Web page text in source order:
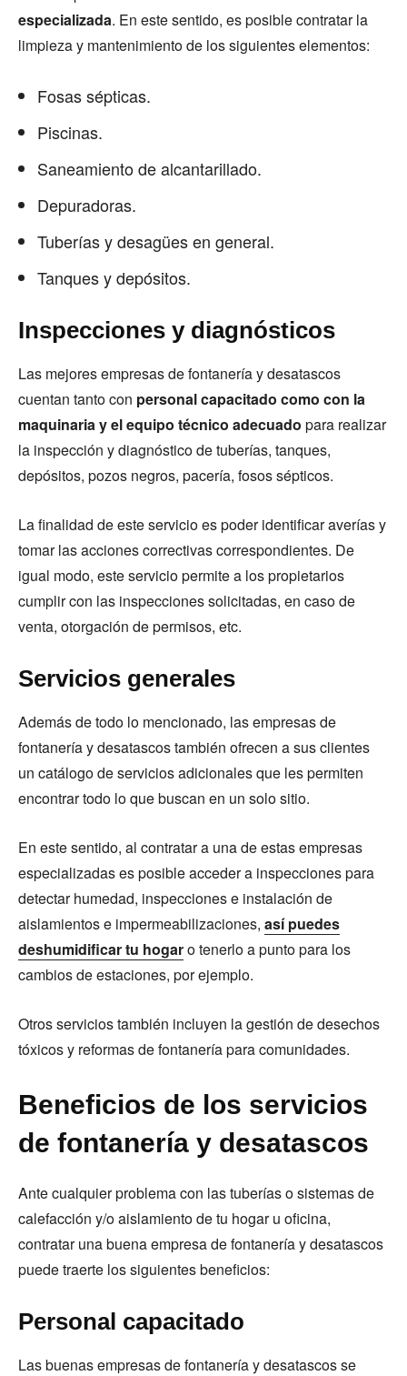
especializada. En este sentido, es posible contratar la
limpieza y mantenimiento de los siguientes elementos:
Fosas sépticas.
Piscinas.
Saneamiento de alcantarillado.
Depuradoras.
Tuberías y desagües en general.
Tanques y depósitos.
Inspecciones y diagnósticos
Las mejores empresas de fontanería y desatascos
cuentan tanto con personal capacitado como con la
maquinaria y el equipo técnico adecuado para realizar
la inspección y diagnóstico de tuberías, tanques,
depósitos, pozos negros, pacería, fosos sépticos.
La finalidad de este servicio es poder identificar averías y
tomar las acciones correctivas correspondientes. De
igual modo, este servicio permite a los propietarios
cumplir con las inspecciones solicitadas, en caso de
venta, otorgación de permisos, etc.
Servicios generales
Además de todo lo mencionado, las empresas de
fontanería y desatascos también ofrecen a sus clientes
un catálogo de servicios adicionales que les permiten
encontrar todo lo que buscan en un solo sitio.
En este sentido, al contratar a una de estas empresas
especializadas es posible acceder a inspecciones para
detectar humedad, inspecciones e instalación de
aislamientos e impermeabilizaciones, así puedes
deshumidificar tu hogaro tenerlo a punto para los
cambios de estaciones, por ejemplo.
Otros servicios también incluyen la gestión de desechos
tóxicos y reformas de fontanería para comunidades.
Beneficios de los servicios
de fontanería y desatascos
Ante cualquier problema con las tuberías o sistemas de
calefacción y/o aislamiento de tu hogar u oficina,
contratar una buena empresa de fontanería y desatascos
puede traerte los siguientes beneficios:
Personal capacitado
Las buenas empresas de fontanería y desatascos se